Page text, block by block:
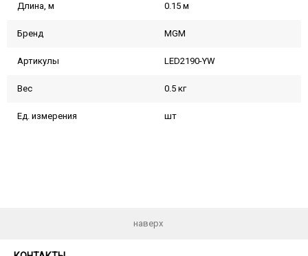
Длина, м 0.15 м
Бренд MGM
Артикулы LED2190-YW
Вес 0.5 кг
Ед. измерения шт
наверх